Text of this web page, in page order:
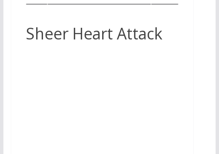
Sheer Heart Attack